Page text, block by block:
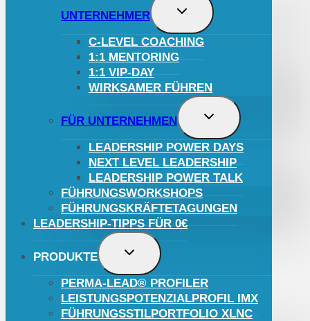
UNTERNEHMER
UNTERMENÜ
UMSCHALTEN
C-LEVEL COACHING
1:1 MENTORING
1:1 VIP-DAY
WIRKSAMER FÜHREN
FÜR UNTERNEHMEN
UNTERMENÜ
UMSCHALTEN
LEADERSHIP POWER DAYS
NEXT LEVEL LEADERSHIP
LEADERSHIP POWER TALK
FÜHRUNGSWORKSHOPS
FÜHRUNGSKRÄFTETAGUNGEN
LEADERSHIP-TIPPS FÜR 0€
PRODUKTE
UNTERMENÜ
UMSCHALTEN
PERMA-LEAD® PROFILER
LEISTUNGSPOTENZIALPROFIL IMX
FÜHRUNGSSTILPORTFOLIO XLNC